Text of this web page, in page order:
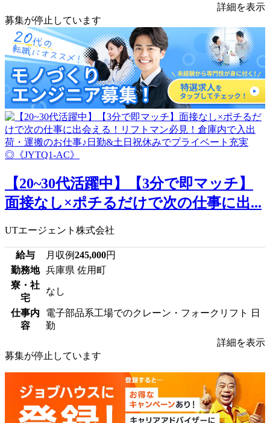
詳細を表示
募集が停止しています
【20~30代活躍中】【3分で即マッチ】
面接なし×ポチるだけで次の仕事に出...
UTエージェント株式会社
給与 月収例245,000円
勤務地
兵庫県 佐用町
寮・社
宅
なし
仕事内
容
電子部品系工場でのクレーン・フォークリフト 日
勤
詳細を表示
募集が停止しています